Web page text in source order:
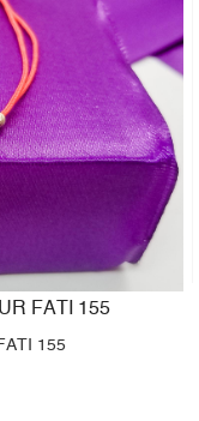
FATI 155
155